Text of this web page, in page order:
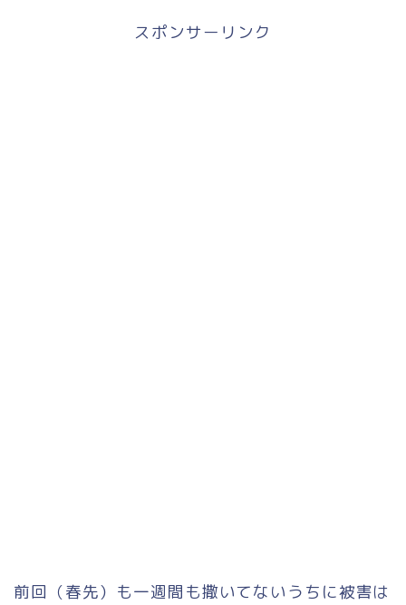
スポンサーリンク
前回（春先）も一週間も撒いてないうちに被害は